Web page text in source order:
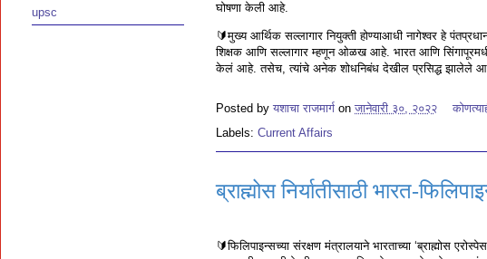
घोषणा केली आहे.
🔰मुख्य आर्थिक सल्लागार नियुक्ती होण्याआधी नागेश्वर हे
शिक्षक आणि सल्लागार म्हणून ओळख आहे. भारत आणि
केलं आहे. तसेच, त्यांचे अनेक शोधनिबंध देखील प्रसिद्ध झालेले
Posted by यशाचा राजमार्ग on जानेवारी ३०, २०२२
Labels: Current Affairs
ब्राह्मोस निर्यातीसाठी भारत-
🔰फिलिपाइन्सच्या संरक्षण मंत्रालयाने भारताच्या ‘ब्राह्मोस
upsc